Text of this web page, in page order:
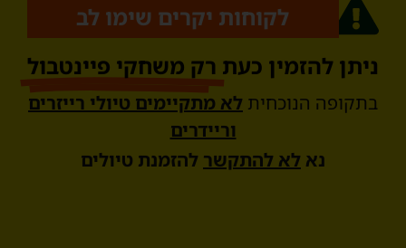
לקוחות יקרים שימו לב
ניתן להזמין כעת רק משחקי פיינטבול
בתקופה הנוכחית לא מתקיימים טיולי רייזרים
וריידרים
נא לא להתקשר להזמנת טיולים